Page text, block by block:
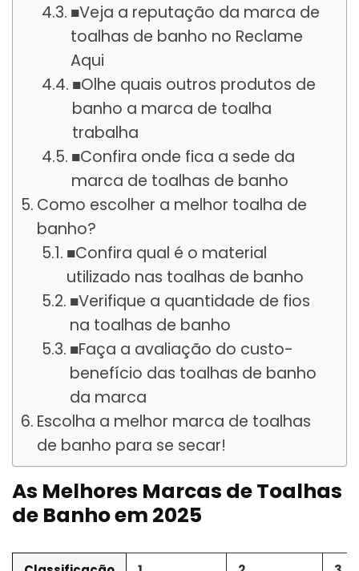
■Veja a reputação da marca de
toalhas de banho no Reclame
Aqui
■Olhe quais outros produtos de
banho a marca de toalha
trabalha
■Confira onde fica a sede da
marca de toalhas de banho
Como escolher a melhor toalha de
banho?
■Confira qual é o material
utilizado nas toalhas de banho
■Verifique a quantidade de fios
na toalhas de banho
■Faça a avaliação do custo-
benefício das toalhas de banho
da marca
Escolha a melhor marca de toalhas
de banho para se secar!
As Melhores Marcas de Toalhas
de Banho em 2025